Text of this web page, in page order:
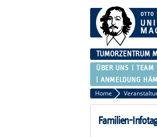
TUMORZENTRUM
ÜBER UNS TEAM
ANMELDUNG
Home
Familien-